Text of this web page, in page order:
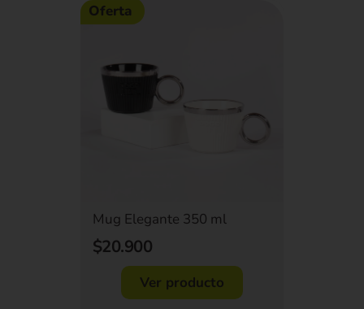
Oferta
Mug Elegante 350 ml
$20.900
Ver producto